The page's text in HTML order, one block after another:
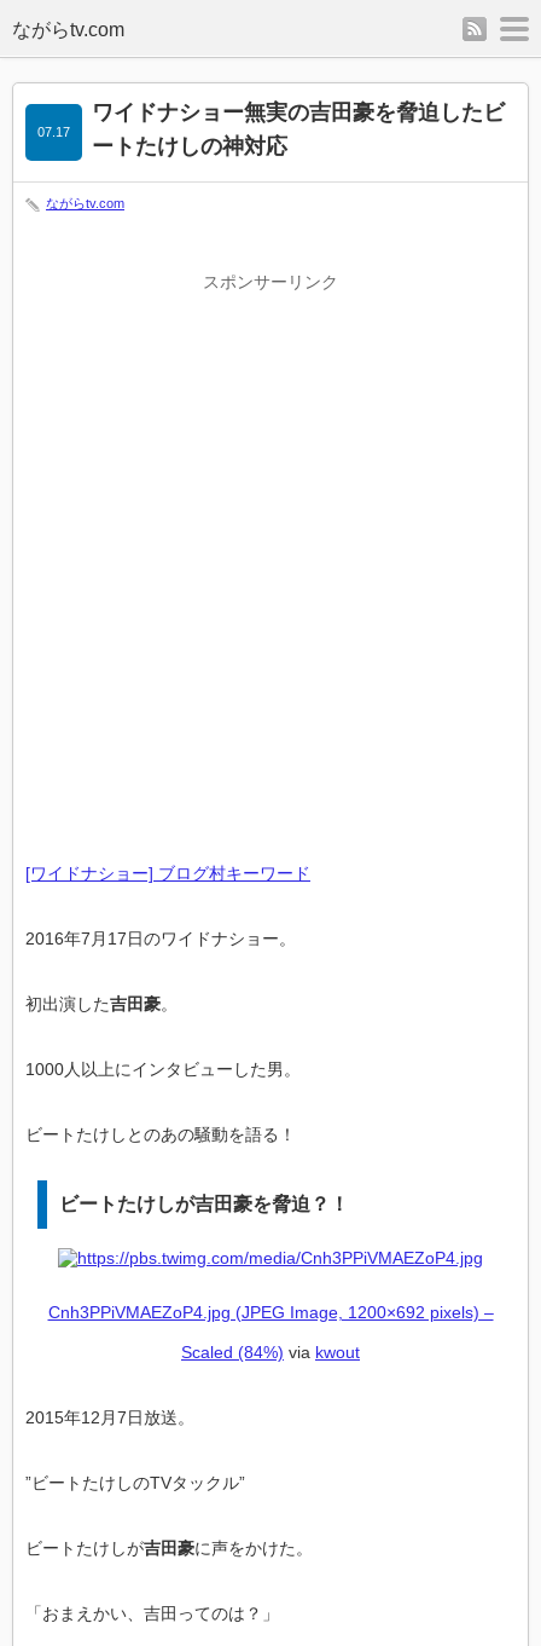
rss
ワイドナショー無実の吉田豪を脅迫したビ
ートたけしの神対応
07.17
ながらtv.com
スポンサーリンク
[ワイドナショー] ブログ村キーワード
2016年7月17日のワイドナショー。
初出演した吉田豪。
1000人以上にインタビューした男。
ビートたけしとのあの騒動を語る！
ビートたけしが吉田豪を脅迫？！
Cnh3PPiVMAEZoP4.jpg (JPEG Image, 1200×692 pixels) –
Scaled (84%) via kwout
2015年12月7日放送。
”ビートたけしのTVタックル”
ビートたけしが吉田豪に声をかけた。
「おまえかい、吉田ってのは？」